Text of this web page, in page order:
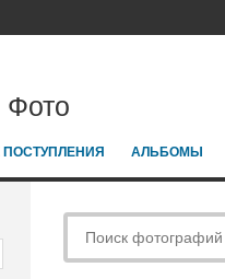
Фото
АЛЬБОМЫ